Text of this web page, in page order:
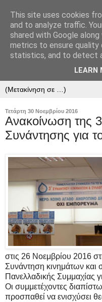
Τετάρτη 30 Νοεμβρίου 2016
Ανακοίνωση της
Συνάντησης για
στις 26 Νοεμβρίου 2016
Συνάντηση κινημάτων και
Πανελλαδικής Συμμαχίας
Οι συμμετέχοντες
προσπαθεί να ενισχύσει
This site uses cookies
and to analyze traffic.
shared with Google
metrics to ensure quality
statistics, and to detect
LEARN